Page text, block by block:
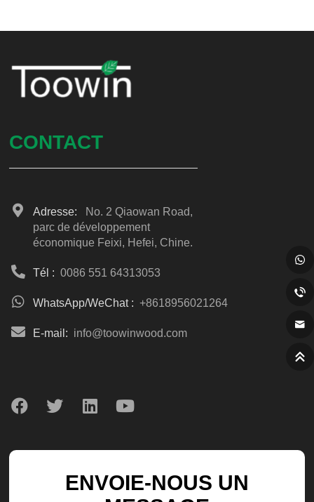
CONTACT
Adresse:
No. 2 Qiaowan Road,
parc de développement
économique Feixi, Hefei, Chine.
Tél : 0086 551 64313053
WhatsApp/WeChat : +8618956021264
E-mail: info@toowinwood.com
ENVOIE-NOUS UN